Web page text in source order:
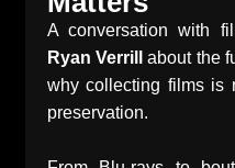
A conversation with
Ryan Verrillabout the
why collecting films is
preservation.